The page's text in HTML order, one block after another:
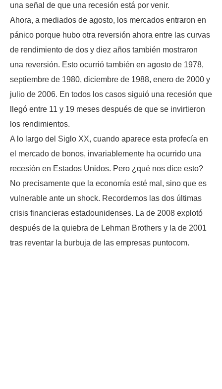
una señal de que una recesión está por venir.
Ahora, a mediados de agosto, los mercados entraron en
pánico porque hubo otra reversión ahora entre las curvas
de rendimiento de dos y diez años también mostraron
una reversión. Esto ocurrió también en agosto de 1978,
septiembre de 1980, diciembre de 1988, enero de 2000 y
julio de 2006. En todos los casos siguió una recesión que
llegó entre 11 y 19 meses después de que se invirtieron
los rendimientos.
A lo largo del Siglo XX, cuando aparece esta profecía en
el mercado de bonos, invariablemente ha ocurrido una
recesión en Estados Unidos. Pero ¿qué nos dice esto?
No precisamente que la economía esté mal, sino que es
vulnerable ante un shock. Recordemos las dos últimas
crisis financieras estadounidenses. La de 2008 explotó
después de la quiebra de Lehman Brothers y la de 2001
tras reventar la burbuja de las empresas puntocom.